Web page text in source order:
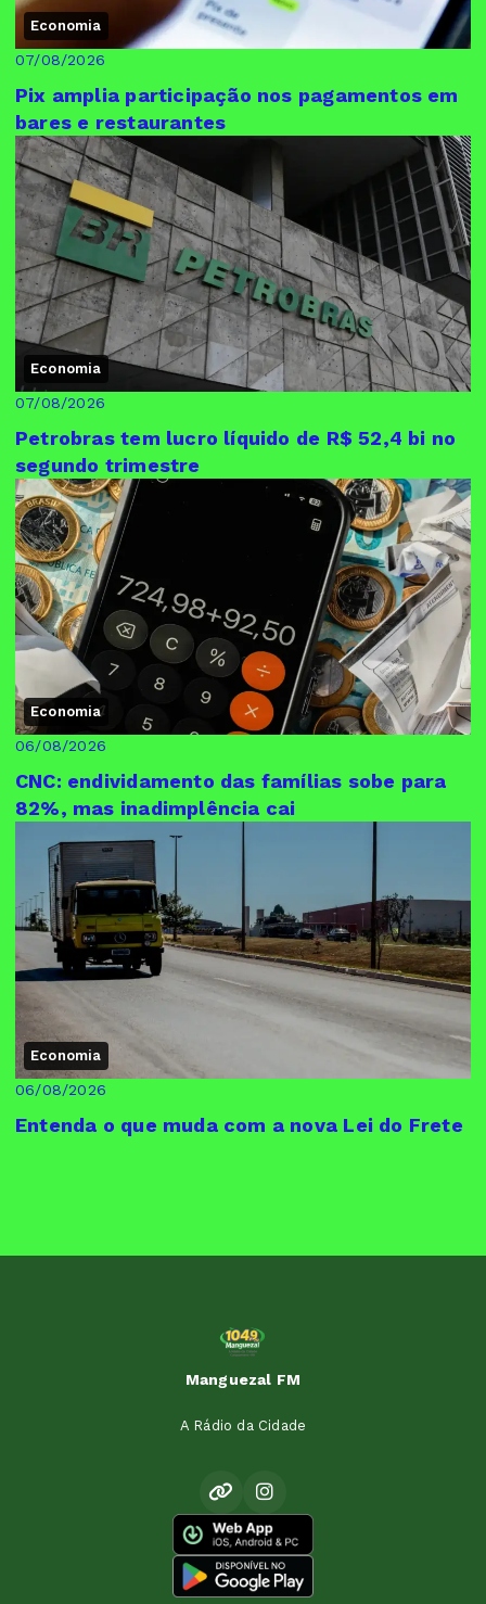
Economia
07/08/2026
Pix amplia participação nos pagamentos em
bares e restaurantes
Economia
07/08/2026
Petrobras tem lucro líquido de R$ 52,4 bi no
segundo trimestre
Economia
06/08/2026
CNC: endividamento das famílias sobe para
82%, mas inadimplência cai
Economia
06/08/2026
Entenda o que muda com a nova Lei do Frete
Manguezal FM
A Rádio da Cidade